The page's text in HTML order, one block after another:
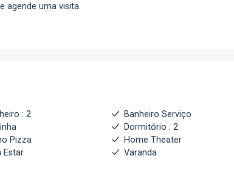
agende uma visita.
: 2
Banheiro Serviço
Dormitório : 2
Pizza
Home Theater
Estar Varanda